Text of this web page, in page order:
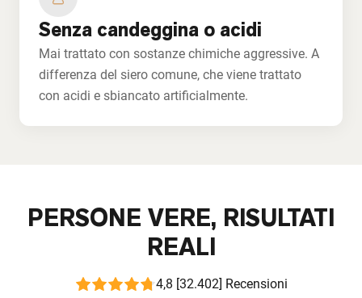
Senza candeggina o acidi
Mai trattato con sostanze chimiche aggressive. A
differenza del siero comune, che viene trattato
con acidi e sbiancato artificialmente.
PERSONE VERE, RISULTATI
REALI
4,8 [32.402] Recensioni